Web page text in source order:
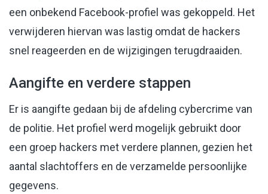
een onbekend Facebook-profiel was gekoppeld. Het
verwijderen hiervan was lastig omdat de hackers
snel reageerden en de wijzigingen terugdraaiden.
Aangifte en verdere stappen
Er is aangifte gedaan bij de afdeling cybercrime van
de politie. Het profiel werd mogelijk gebruikt door
een groep hackers met verdere plannen, gezien het
aantal slachtoffers en de verzamelde persoonlijke
gegevens.